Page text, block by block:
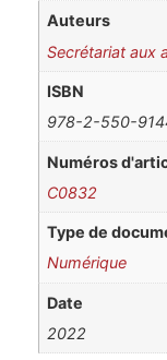
Auteurs
Secrétariat aux
ISBN
978-2-550-
Numéros
C0832
Type de
Numérique
Date
2022